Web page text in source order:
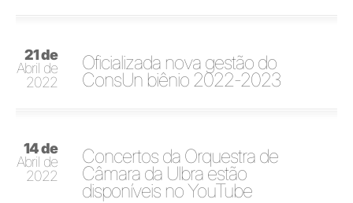
21 de
Abril de
2022
Oficializada nova gestão do
ConsUn biênio 2022-2023
14 de
Abril de
2022
Concertos da Orquestra de
Câmara da Ulbra estão
disponíveis no YouTube